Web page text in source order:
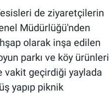
de ziyaretçilerin
Müdürlüğü'nden
olarak inşa edilen
parkı ve köy ürünleri
vakit geçirdiği yaylada
yapıp piknik